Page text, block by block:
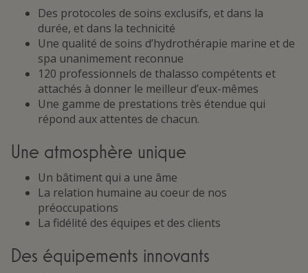
Des protocoles de soins exclusifs, et dans la
durée, et dans la technicité
Une qualité de soins d’hydrothérapie marine et de
spa unanimement reconnue
120 professionnels de thalasso compétents et
attachés à donner le meilleur d’eux-mêmes
Une gamme de prestations très étendue qui
répond aux attentes de chacun.
Une atmosphère unique
Un bâtiment qui a une âme
La relation humaine au coeur de nos
préoccupations
La fidélité des équipes et des clients
Des équipements innovants